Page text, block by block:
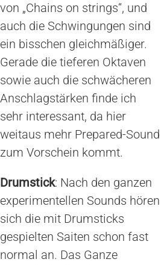
von „Chains on strings“, und
auch die Schwingungen sind
ein bisschen gleichmäßiger.
Gerade die tieferen Oktaven
sowie auch die schwächeren
Anschlagstärken finde ich
sehr interessant, da hier
weitaus mehr Prepared-Sound
zum Vorschein kommt.
Drumstick: Nach den ganzen
experimentellen Sounds hören
sich die mit Drumsticks
gespielten Saiten schon fast
normal an. Das Ganze